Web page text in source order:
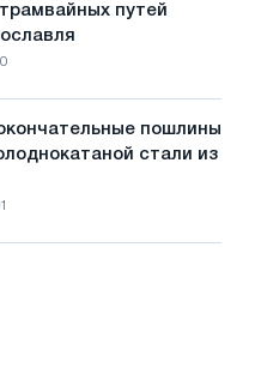
путей
пошлины
стали из